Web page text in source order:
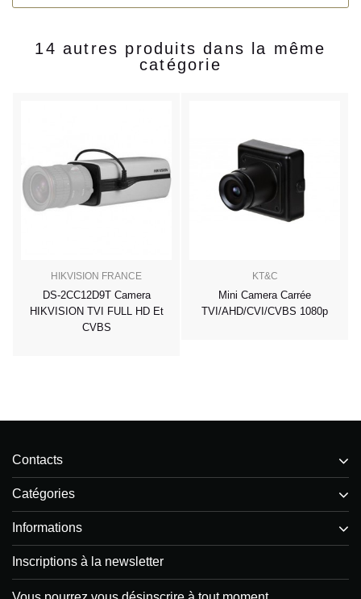
14 autres produits dans la même
catégorie
HIKVISION FRANCE
DS-2CC12D9T Camera
HIKVISION TVI FULL HD Et
CVBS
KT&C
Mini Camera Carrée
TVI/AHD/CVI/CVBS 1080p
Contacts
Catégories
Informations
Inscriptions à la newsletter